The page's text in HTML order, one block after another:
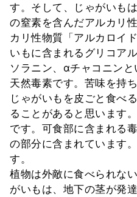
す。そして、じゃがいも
の窒素を含んだアルカリ
カリ性物質「アルカロイ
いもに含まれるグリコア
ソラニン、αチャコニンと
天然毒素です。苦味を持ち
じゃがいもを皮ごと食べ
ることがあると思います
です。可食部に含まれる
の部分に含まれています
す。
植物は外敵に食べられな
がいもは、地下の茎が発